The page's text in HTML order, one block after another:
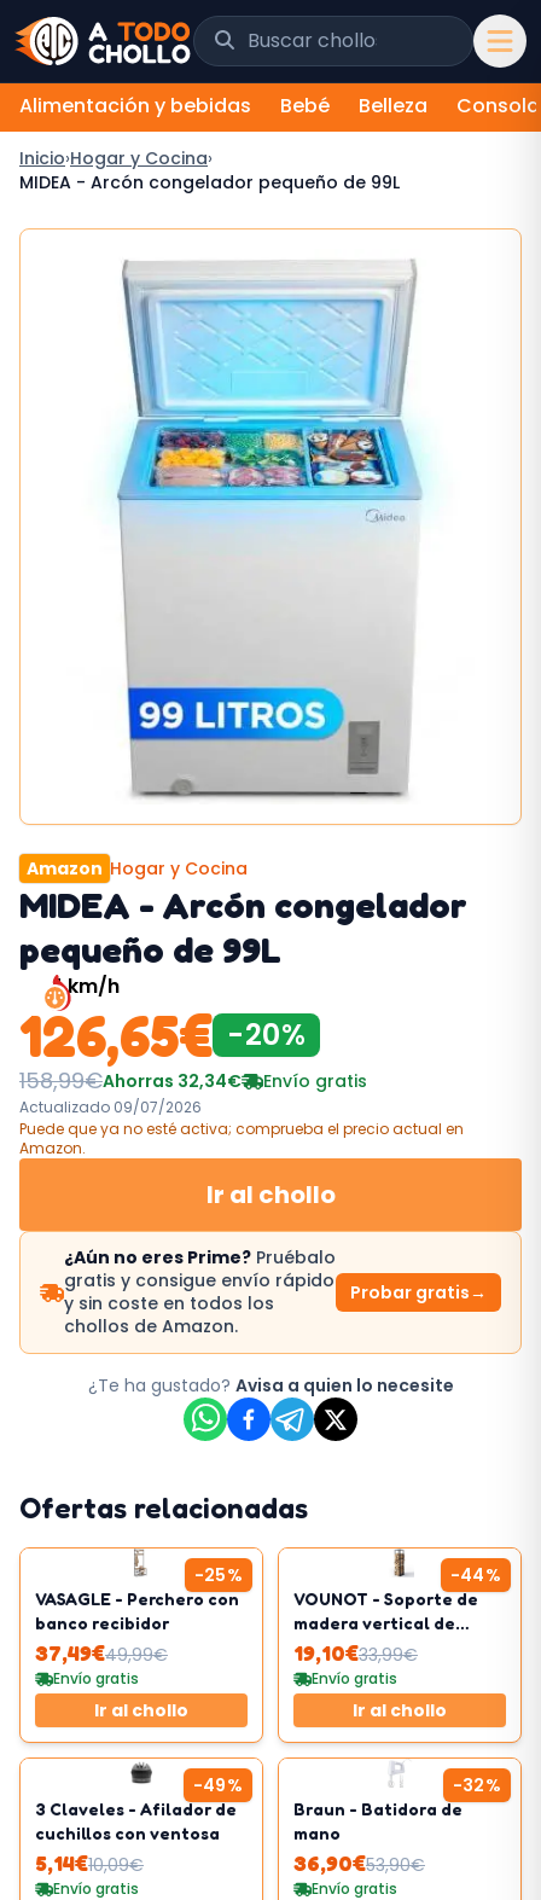
Saltar al contenido
Buscar chollos y tiendas
Alimentación y bebidas Bebé Belleza
Inicio›Hogar y Cocina›
MIDEA - Arcón congelador pequeño de 99L
Amazon Hogar y Cocina
MIDEA - Arcón congelador
pequeño de 99L
4km/h
126,65€ -20%
158,99€Ahorras 32,34€ Envío gratis
Actualizado 09/07/2026
Puede que ya no esté activa; comprueba el precio actual en
Amazon.
Ir al chollo
¿Aún no eres Prime? Pruébalo
gratis y consigue envío rápido
y sin coste en todos los
chollos de Amazon.
Probar gratis→
¿Te ha gustado? Avisa a quien lo necesite
Ofertas relacionadas
-25%
VASAGLE - Perchero con
banco recibidor
37,49€49,99€
Envío gratis
Ir al chollo
-44%
VOUNOT - Soporte de
madera vertical de
metal
19,10€33,99€
Envío gratis
Ir al chollo
-49%
3 Claveles - Afilador de
cuchillos con ventosa
5,14€10,09€
Envío gratis
-32%
Braun - Batidora de
mano
36,90€53,90€
Envío gratis